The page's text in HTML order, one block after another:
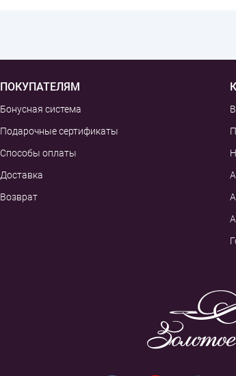
ПОКУПАТЕЛЯМ
Бонусная система
Подарочные сертификаты
Способы оплаты
Доставка
Возврат